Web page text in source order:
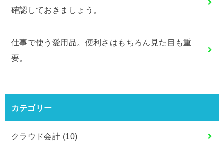
確認しておきましょう。
仕事で使う愛用品。便利さはもちろん見た目も重
要。
カテゴリー
クラウド会計 (10)